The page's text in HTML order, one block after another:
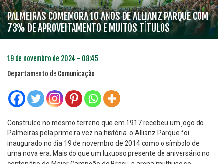
PALMEIRAS COMEMORA 10 ANOS DE ALLIANZ PARQUE COM
73% DE APROVEITAMENTO E MUITOS TÍTULOS
19 de novembro de 2024 - 08:45
Departamento de Comunicação
Construído no mesmo terreno que em 1917 recebeu um jogo do
Palmeiras pela primeira vez na história, o Allianz Parque foi
inaugurado no dia 19 de novembro de 2014 como o símbolo de
uma nova era. Mais do que um luxuoso presente de aniversário no